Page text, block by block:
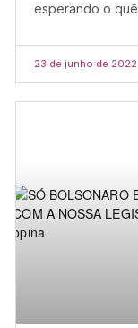
esperando o
23 de junho de 2022